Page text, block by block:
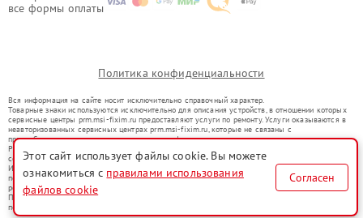
все формы оплаты
Политика конфиденциальности
Вся информация на сайте носит исключительно справочный характер.
Товарные знаки используются исключительно для описания устройств, в отношении которых
сервисные центры prm.msi-fixim.ru предоставляют услуги по ремонту. Услуги оказываются в
неавторизованных сервисных центрах prm.msi-fixim.ru, которые не связаны с
правообладателями товарных знаков или их официальными представителями.
Ремонт осуществляется для устройств, уже введенных в гражданский оборот в соответствии
со статьей 1487 ГК РФ.
Использование товарных знаков не преследует цели индивидуализации услуг или введения
потребителей в заблуждение, а служит для информирования о предоставляемых услугах по
ремонту техники указанных брендов.
Представленная на сайте информация не является публичной офертой, определяемой
положениями Статьи 437(2) Гражданского кодекса РФ
Этот сайт использует файлы cookie. Вы можете
ознакомиться с правилами использования
файлов cookie
Согласен